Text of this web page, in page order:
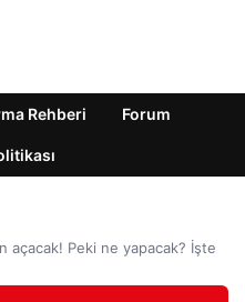
Rehberi Forum
açacak! Peki ne yapacak? İşte